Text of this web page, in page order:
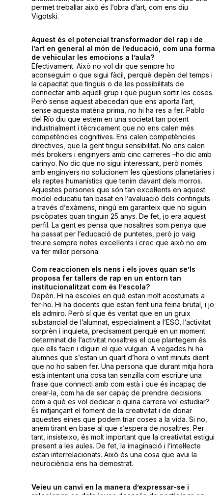
permet treballar això és l’obra d’art, com ens diu
Vigotski.
Aquest és el potencial transformador del rap i de
l’art en general al món de l’educació, com una forma
de vehicular les emocions a l’aula?
Efectivament. Això no vol dir que sempre ho
aconseguim o que sigui fàcil, perquè depèn del temps i
la capacitat que tinguis o de les possibilitats de
connectar amb aquell grup i que puguin sortir les coses.
Però sense aquest abecedari que ens aporta l’art,
sense aquesta matèria prima, no hi ha res a fer. Pablo
del Río diu que estem en una societat tan potent
industrialment i tècnicament que no ens calen més
competències cognitives. Ens calen competències
directives, que la gent tingui sensibilitat. No ens calen
més brokers i enginyers amb cinc carreres –ho dic amb
carinyo. No dic que no sigui interessant, però només
amb enginyers no solucionem les qüestions planetàries i
els reptes humanístics que tenim davant dels morros.
Aquestes persones que són tan excel·lents en aquest
model educatiu tan basat en l’avaluació dels continguts
a través d’exàmens, ningú em garanteix que no siguin
psicòpates quan tinguin 25 anys. De fet, jo era aquest
perfil. La gent es pensa que nosaltres som penya que
ha passat per l’educació de puntetes, però jo vaig
treure sempre notes excel·lents i crec que això no em
va fer millor persona.
Com reaccionen els nens i els joves quan se’ls
proposa fer tallers de rap en un entorn tan
institucionalitzat com és l’escola?
Depèn. Hi ha escoles en què estan molt acostumats a
fer-ho. Hi ha docents que estan fent una feina brutal, i jo
els admiro. Però sí que és veritat que en un gruix
substancial de l’alumnat, especialment a l’ESO, l’activitat
sorprèn i inquieta, precisament perquè en un moment
determinat de l’activitat nosaltres el que plantegem és
que ells facin i diguin el que vulguin. A vegades hi ha
alumnes que s’estan un quart d’hora o vint minuts dient
que no ho saben fer. Una persona que durant mitja hora
està intentant una cosa tan senzilla com escriure una
frase que connecti amb com està i que és incapaç de
crear-la, com ha de ser capaç de prendre decisions
com a què es vol dedicar o quina carrera vol estudiar?
És mitjançant el foment de la creativitat i de donar
aquestes eines que podem triar coses a la vida. Si no,
anem tirant en base al que s’espera de nosaltres. Per
tant, insisteixo, és molt important que la creativitat estigui
present a les aules. De fet, la imaginació i l’intel·lecte
estan interrelacionats. Això és una cosa que avui la
neurociència ens ha demostrat.
Veieu un canvi en la manera d’expressar-se i